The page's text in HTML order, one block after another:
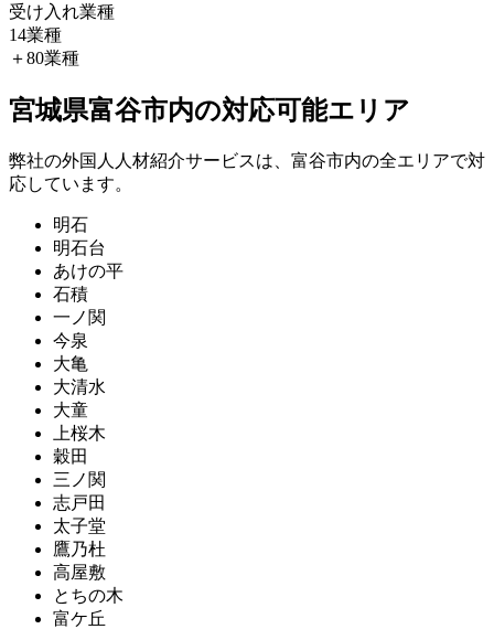
受け入れ業種
14業種
＋80業種
宮城県富谷市内の対応可能エリア
弊社の外国人人材紹介サービスは、富谷市内の全エリアで対
応しています。
明石
明石台
あけの平
石積
一ノ関
今泉
大亀
大清水
大童
上桜木
穀田
三ノ関
志戸田
太子堂
鷹乃杜
高屋敷
とちの木
富ケ丘